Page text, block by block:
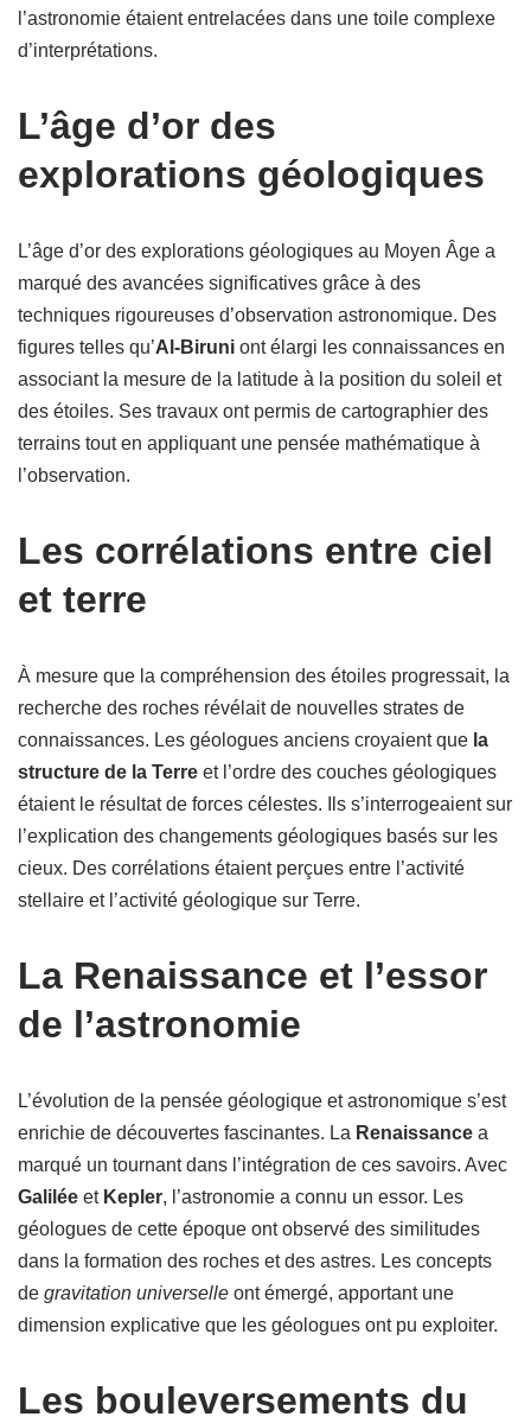
l’astronomie étaient entrelacées dans une toile complexe
d’interprétations.
L’âge d’or des
explorations géologiques
L’âge d’or des explorations géologiques au Moyen Âge a
marqué des avancées significatives grâce à des
techniques rigoureuses d’observation astronomique. Des
figures telles qu’Al-Biruni ont élargi les connaissances en
associant la mesure de la latitude à la position du soleil et
des étoiles. Ses travaux ont permis de cartographier des
terrains tout en appliquant une pensée mathématique à
l’observation.
Les corrélations entre ciel
et terre
À mesure que la compréhension des étoiles progressait, la
recherche des roches révélait de nouvelles strates de
connaissances. Les géologues anciens croyaient que la
structure de la Terre et l’ordre des couches géologiques
étaient le résultat de forces célestes. Ils s’interrogeaient sur
l’explication des changements géologiques basés sur les
cieux. Des corrélations étaient perçues entre l’activité
stellaire et l’activité géologique sur Terre.
La Renaissance et l’essor
de l’astronomie
L’évolution de la pensée géologique et astronomique s’est
enrichie de découvertes fascinantes. La Renaissance a
marqué un tournant dans l’intégration de ces savoirs. Avec
Galilée et Kepler, l’astronomie a connu un essor. Les
géologues de cette époque ont observé des similitudes
dans la formation des roches et des astres. Les concepts
de gravitation universelle ont émergé, apportant une
dimension explicative que les géologues ont pu exploiter.
Les bouleversements du